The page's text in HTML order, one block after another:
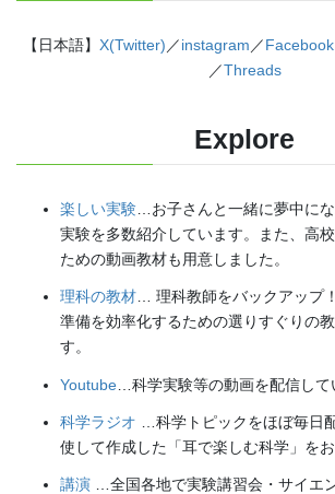
【日本語】 X(Twitter) ／instagram ／Facebook
／Threads
Explore
楽しい実験…お子さんと一緒に夢中に
実験を多数紹介しています。また、高
ための動画教材も用意しました。
理科の教材… 理科教師をバックアップ
準備を効率化するための選りすぐりの
す。
Youtube …科学実験等の動画を配信して
科学ラジオ …科学トピックをほぼ毎日
使して作成した「耳で楽しむ科学」をお
講演 …全国各地で実験講習会・サイエ